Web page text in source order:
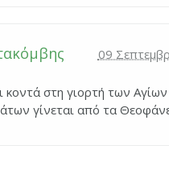
09
κοντά στη γιορτή των
γίνεται από τα